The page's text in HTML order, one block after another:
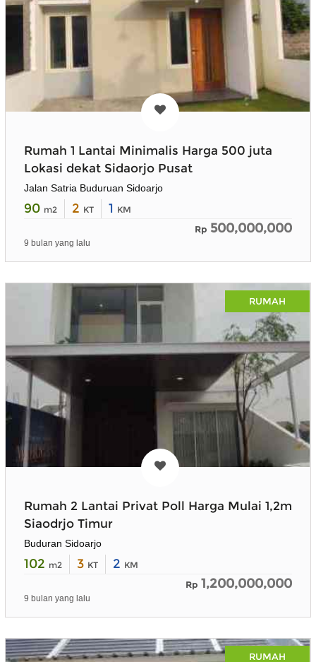
Rumah 1 Lantai Minimalis Harga 500 juta
Lokasi dekat Sidaorjo Pusat
Jalan Satria Buduruan Sidoarjo
90 m2 2 KT 1 KM
Rp 500,000,000
9 bulan yang lalu
RUMAH
Rumah 2 Lantai Privat Poll Harga Mulai 1,2m
Siaodrjo Timur
Buduran Sidoarjo
102 m2 3 KT 2 KM
Rp 1,200,000,000
9 bulan yang lalu
RUMAH